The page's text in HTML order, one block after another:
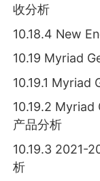
收分析
10.18.4 New
10.19 Myriad
10.19.1 Myriad
10.19.2 Myriad
产品分析
10.19.3 2021-
析